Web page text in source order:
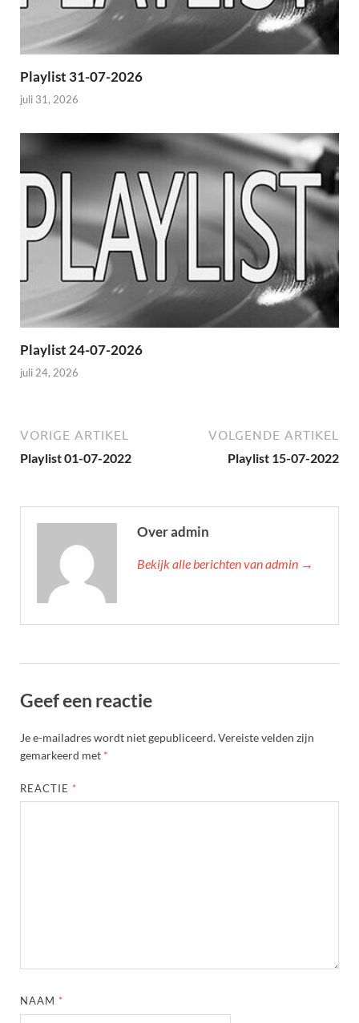
Playlist 31-07-2026
juli 31, 2026
Playlist 24-07-2026
juli 24, 2026
VORIGE ARTIKEL
Playlist 01-07-2022
VOLGENDE ARTIKEL
Playlist 15-07-2022
Over admin
Bekijk alle berichten van admin →
Geef een reactie
Je e-mailadres wordt niet gepubliceerd.Vereiste velden zijn
gemarkeerd met *
REACTIE *
NAAM *